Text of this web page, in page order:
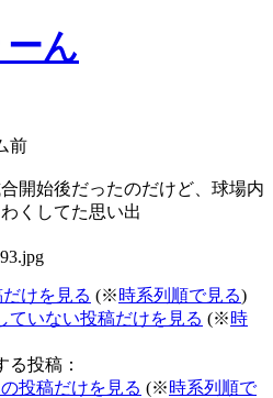
ん
前
開始後だったのだけど、球場内
くしてた思い出
けを見る (※時系列順で見る)
ていない投稿だけを見る (※時
る投稿：
投稿だけを見る (※時系列順で